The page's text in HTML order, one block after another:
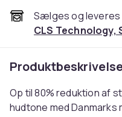
Sælges og leveres
CLS Technology,
Op til 80% reduktion af
hudtone med